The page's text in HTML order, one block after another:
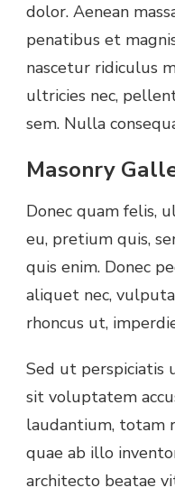
dolor. Aenean
penatibus et
nascetur ridiculus
ultricies nec,
sem. Nulla
Masonry
Donec quam felis,
eu, pretium quis,
quis enim. Donec
aliquet nec,
rhoncus ut,
Sed ut perspiciatis
sit voluptatem
laudantium, totam
quae ab illo
architecto beatae